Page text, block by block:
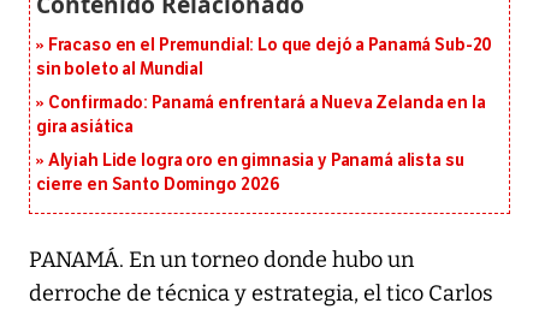
Fracaso en el Premundial: Lo que dejó a Panamá Sub-20
sin boleto al Mundial
Confirmado: Panamá enfrentará a Nueva Zelanda en la
gira asiática
Alyiah Lide logra oro en gimnasia y Panamá alista su
cierre en Santo Domingo 2026
PANAMÁ. En un torneo donde hubo un
derroche de técnica y estrategia, el tico Carlos